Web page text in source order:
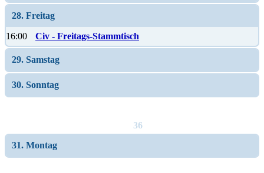
28. Freitag
16:00 Civ - Freitags-Stammtisch
29. Samstag
30. Sonntag
36
31. Montag